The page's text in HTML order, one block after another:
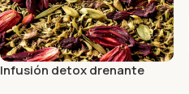
Infusión detox drenante